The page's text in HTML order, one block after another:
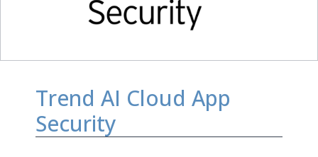
Trend AI Cloud App
Security